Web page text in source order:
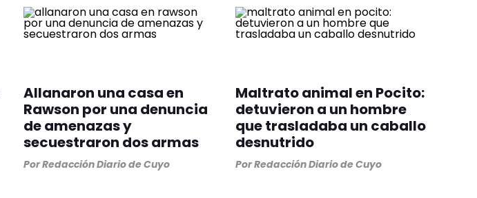
Allanaron una casa en
Rawson por una denuncia
de amenazas y
secuestraron dos armas
PorRedacción Diario de Cuyo
Maltrato animal en Pocito:
detuvieron a un hombre
que trasladaba un caballo
desnutrido
PorRedacción Diario de Cuyo